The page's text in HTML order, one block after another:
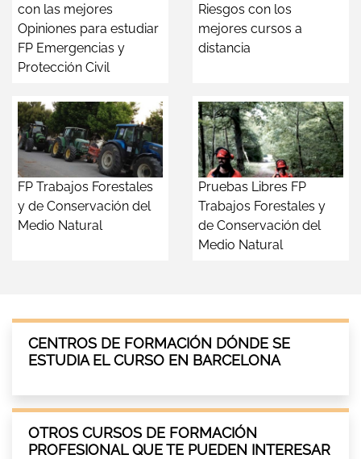
con las mejores
Opiniones para estudiar
FP Emergencias y
Protección Civil
Riesgos con los
mejores cursos a
distancia
FP Trabajos Forestales
y de Conservación del
Medio Natural
Pruebas Libres FP
Trabajos Forestales y
de Conservación del
Medio Natural
CENTROS DE FORMACIÓN DÓNDE SE
ESTUDIA EL CURSO EN BARCELONA
OTROS CURSOS DE FORMACIÓN
PROFESIONAL QUE TE PUEDEN INTERESAR